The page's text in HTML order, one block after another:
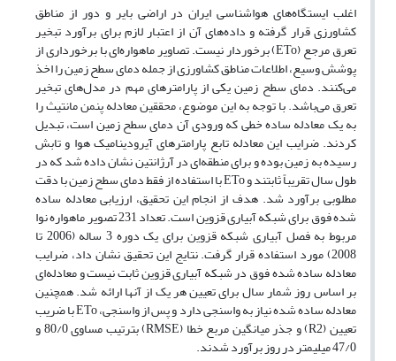
اغلب ایستگاه‌های هواشناسی ایران در اراضی بایر و دور از مناطق
کشاورزی قرار گرفته و داده‌های آن از اعتبار لازم برای برآورد تبخیر
تعرق مرجع (ETo) برخوردار نیست. تصاویر ماهواره‌ای با برخورداری از
پوشش وسیع، اطلاعات مناطق کشاورزی از جمله دمای سطح زمین را اخذ
می‌کنند. دمای سطح زمین یکی از پارامترهای مهم در مدل‌های تبخیر
تعرق می‌باشد. با توجه به این موضوع، محققین معادله پنمن مانتیث را
به یک معادله ساده‌ خطی که ورودی آن دمای سطح زمین است، تبدیل
کردند. ضرایب این معادله تابع پارامترهای آیرودینامیک هوا و تابش
رسیده به زمین بوده و برای منطقه‌ای در آرژانتین نشان داده شد که در
طول سال تقریباً ثابتند و ETo با استفاده از فقط دمای سطح زمین با دقت
مطلوبی برآورد شد. هدف از انجام این تحقیق، ارزیابی معادله ساده
شده فوق برای شبکه آبیاری قزوین است. تعداد 231 تصویر ماهواره نوا
مربوط به فصل آبیاری شبکه قزوین برای یک دوره 3 ساله (2006 تا
2008) مورد استفاده قرار گرفت. نتایج این تحقیق نشان داد، ضرایب
معادله ساده شده فوق در شبکه آبیاری قزوین ثابت نیست و معادله‌ای
بر اساس روز شمار سال برای تعیین هر یک از آنها ارائه شد. همچنین
معادله ساده شده نیاز به واسنجی دارد و پس از واسنجی، ETo با ضریب
تعیین (R2) و جذر میانگین مربع خطا (RMSE) بترتیب مساوی 80/0 و
47/0 میلیمتر در روز برآورد شدند.